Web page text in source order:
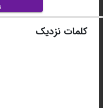
کلمات نزدیک